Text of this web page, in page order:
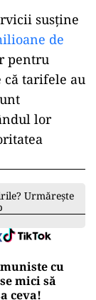
Armand,
„mafia
de
edilul
de ore,
sub
susține
de
pentru
tarifele au